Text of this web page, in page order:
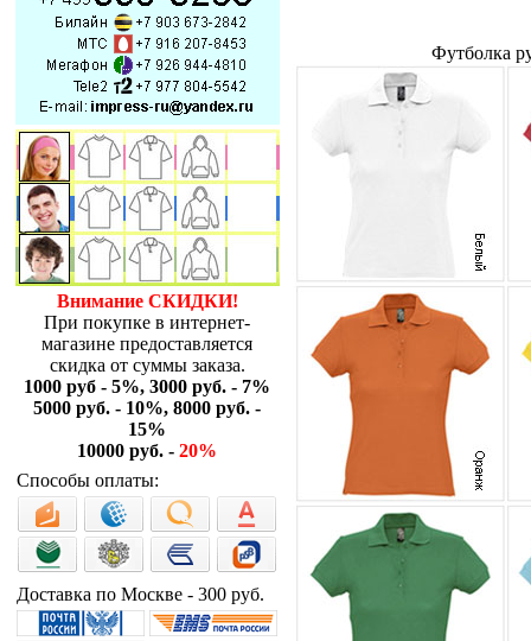
Внимание СКИДКИ!
При покупке в интернет-
магазине предоставляется
скидка от суммы заказа.
1000 руб - 5%, 3000 руб. - 7%
5000 руб. - 10%, 8000 руб. -
15%
10000 руб. - 20%
Способы оплаты:
Доставка по Москве - 300 руб.
Футболка